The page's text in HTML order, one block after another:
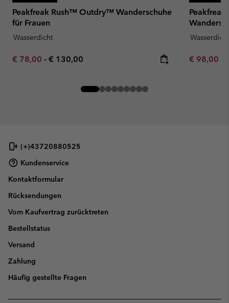
Peakfreak Rush™ Outdry™ Wanderschuhe
für Frauen
Wasserdicht
Minimum sale price:
€ 78,00 - Maximum price:
€ 130,00
Wasserdicht
Minimum
€ 98,00
(+)43720880525
Kundenservice
Kontaktformular
Rücksendungen
Vom Kaufvertrag zurücktreten
Bestellstatus
Versand
Zahlung
Häufig gestellte Fragen